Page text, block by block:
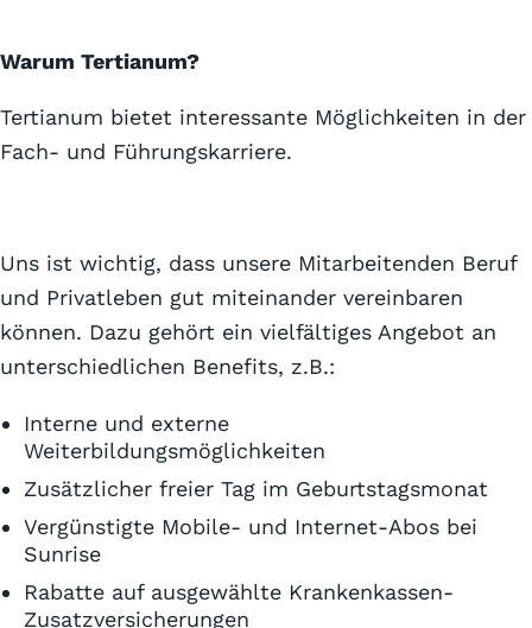
Warum Tertianum?
Tertianum bietet interessante Möglichkeiten in der
Fach- und Führungskarriere.
Uns ist wichtig, dass unsere Mitarbeitenden Beruf
und Privatleben gut miteinander vereinbaren
können. Dazu gehört ein vielfältiges Angebot an
unterschiedlichen Benefits, z.B.:
Interne und externe
Weiterbildungsmöglichkeiten
Zusätzlicher freier Tag im Geburtstagsmonat
Vergünstigte Mobile- und Internet-Abos bei
Sunrise
Rabatte auf ausgewählte Krankenkassen-
Zusatzversicherungen